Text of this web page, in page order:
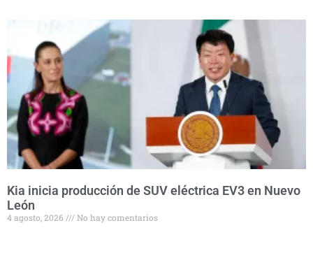
Kia inicia producción de SUV eléctrica EV3 en Nuevo
León
4 agosto, 2026 No hay comentarios